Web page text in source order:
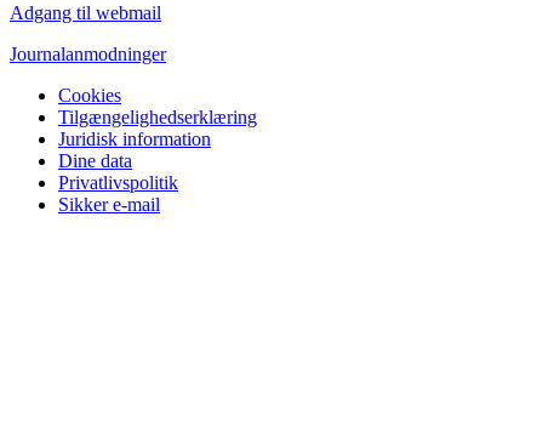
Adgang til webmail
Journalanmodninger
Cookies
Tilgængelighedserklæring
Juridisk information
Dine data
Privatlivspolitik
Sikker e-mail